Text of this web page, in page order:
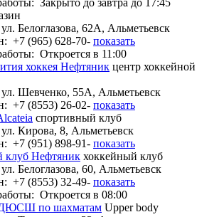
ул. Белоглазова, 62А, Альметьевск
+7 (965) 628-70- показать
Откроется в 11:00
хоккея Нефтяник центр хоккейной
ул. Шевченко, 55А, Альметьевск
+7 (8553) 26-02- показать
спортивный клуб
ул. Кирова, 8, Альметьевск
+7 (951) 898-91- показать
клуб Нефтяник хоккейный клуб
ул. Белоглазова, 60, Альметьевск
+7 (8553) 32-49- показать
Откроется в 08:00
по шахматам Upper body